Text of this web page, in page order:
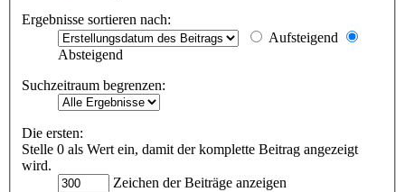
Ergebnisse sortieren nach:
Aufsteigend
Absteigend
Suchzeitraum begrenzen:
Die ersten:
Stelle 0 als Wert ein, damit der komplette Beitrag angezeigt
wird.
Zeichen der Beiträge anzeigen